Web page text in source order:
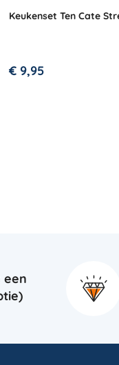
Keukenset Ten Cate
€ 9,95
een